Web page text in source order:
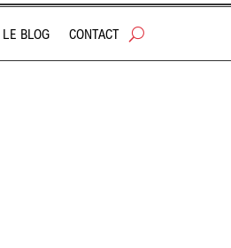
LE BLOG CONTACT